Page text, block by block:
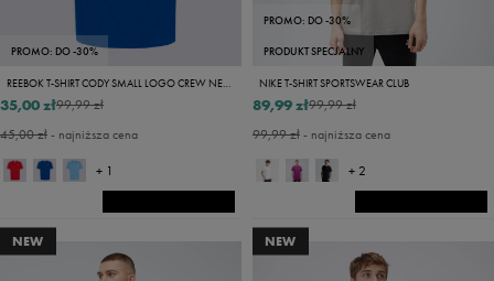
PROMO: DO -30%
REEBOK T-SHIRT CODY SMALL LOGO CREW NECK SS TEE
99,99 zł
35,00 zł
45,00 zł- najniższa cena
+ 1
PROMO: DO -30%
PRODUKT SPECJALNY
NIKE T-SHIRT SPORTSWEAR CLUB
99,99 zł
89,99 zł
99,99 zł- najniższa cena
+ 2
NEW NEW